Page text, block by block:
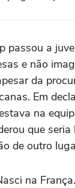
passou a
e não
da
Em
na
que
de outro
na